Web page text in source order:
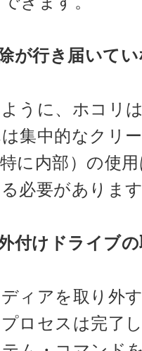
が行き届いて
うに、ホコリ
集中的なクリ
に内部）の使
必要があります
付けドライブ
ィアを取り外
ロセスは完了